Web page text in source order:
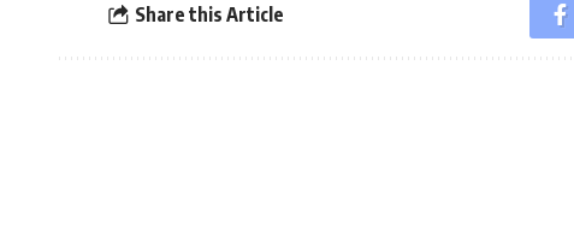
Share this Article